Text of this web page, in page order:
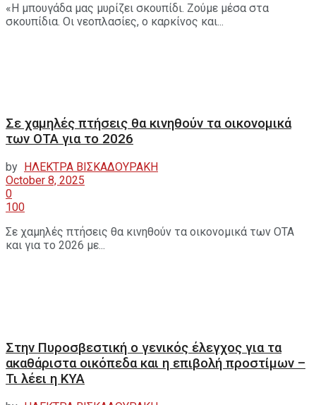
«Η μπουγάδα μας μυρίζει σκουπίδι. Ζούμε μέσα στα
σκουπίδια. Οι νεοπλασίες, ο καρκίνος και...
Σε χαμηλές πτήσεις θα κινηθούν τα οικονομικά
των ΟΤΑ για το 2026
by ΗΛΕΚΤΡΑ ΒΙΣΚΑΔΟΥΡΑΚΗ
October 8, 2025
0
100
Σε χαμηλές πτήσεις θα κινηθούν τα οικονομικά των ΟΤΑ
και για το 2026 με...
Στην Πυροσβεστική ο γενικός έλεγχος για τα
ακαθάριστα οικόπεδα και η επιβολή προστίμων –
Τι λέει η ΚΥΑ